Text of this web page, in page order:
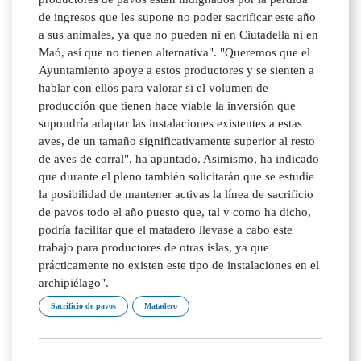
de ingresos que les supone no poder sacrificar este año
a sus animales, ya que no pueden ni en Ciutadella ni en
Maó, así que no tienen alternativa". "Queremos que el
Ayuntamiento apoye a estos productores y se sienten a
hablar con ellos para valorar si el volumen de
producción que tienen hace viable la inversión que
supondría adaptar las instalaciones existentes a estas
aves, de un tamaño significativamente superior al resto
de aves de corral", ha apuntado. Asimismo, ha indicado
que durante el pleno también solicitarán que se estudie
la posibilidad de mantener activas la línea de sacrificio
de pavos todo el año puesto que, tal y como ha dicho,
podría facilitar que el matadero llevase a cabo este
trabajo para productores de otras islas, ya que
prácticamente no existen este tipo de instalaciones en el
archipiélago".
Sacrificio de pavos Matadero